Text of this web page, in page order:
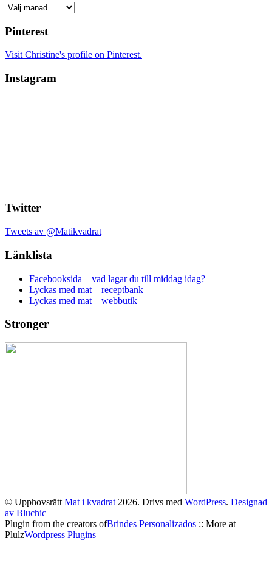
Arkiv
Pinterest
Visit Christine's profile on Pinterest.
Instagram
Twitter
Tweets av @Matikvadrat
Länklista
Facebooksida – vad lagar du till middag idag?
Lyckas med mat – receptbank
Lyckas med mat – webbutik
Stronger
© Upphovsrätt Mat i kvadrat 2026. Drivs med WordPress. Designad
av Bluchic
Plugin from the creators ofBrindes Personalizados :: More at
PlulzWordpress Plugins